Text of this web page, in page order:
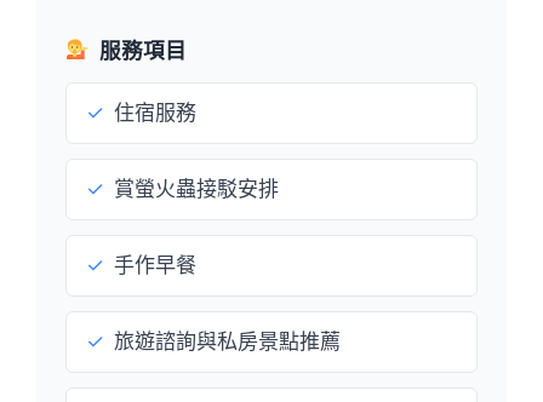
服務項目
✓ 住宿服務
✓ 賞螢火蟲接駁安排
✓ 手作早餐
✓ 旅遊諮詢與私房景點推薦